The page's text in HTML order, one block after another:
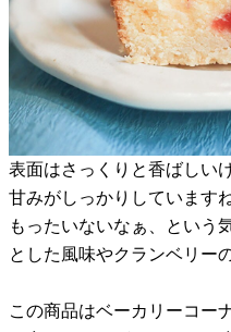
表面はさっくりと香ばしい
甘みがしっかりしています
もったいないなぁ、という
とした風味やクランベリー
この商品はベーカリーコー